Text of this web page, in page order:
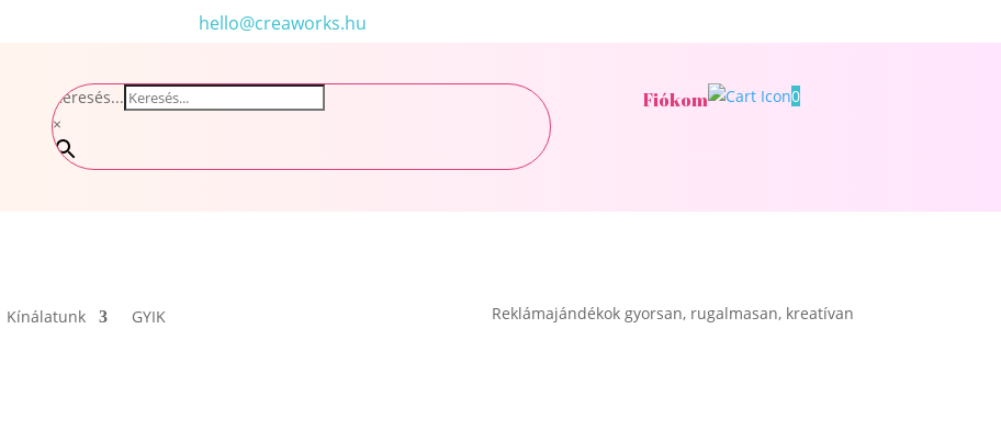
hello@creaworks.hu
Keresés...
×
Fiókom 0
Kínálatunk GYIK Reklámajándékok gyorsan, rugalmasan, kreatívan